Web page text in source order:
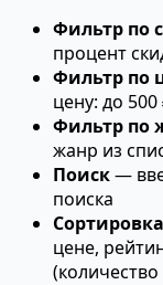
Фильтр по
процент
Фильтр по
цену: до
Фильтр по
жанр из
Поиск—
поиска
Сортировка
цене,